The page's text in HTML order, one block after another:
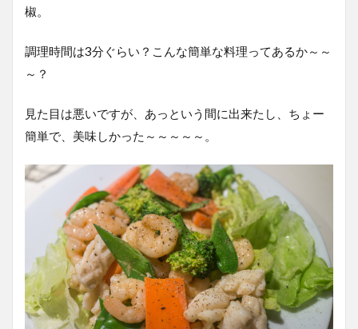
椒。
調理時間は3分ぐらい？こんな簡単な料理ってあるか～～
～？
見た目は悪いですが、あっという間に出来たし、ちょー
簡単で、美味しかった～～～～～。